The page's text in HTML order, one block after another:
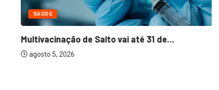
SAÚDE
Multivacinação de Salto vai até 31 de...
agosto 5, 2026